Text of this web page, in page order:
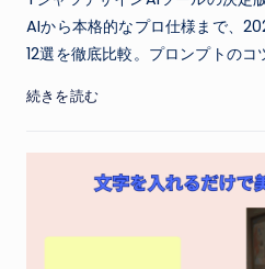
AIから本格的なプロ仕様まで、
12選を徹底比較。プロンプトのコ
続きを読む